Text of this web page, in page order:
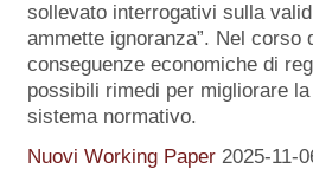
sollevato interrogativi sulla
ammette ignoranza”. Nel corso
conseguenze economiche di
possibili rimedi per migliorare
sistema normativo.
Nuovi Working Paper 2025-11-